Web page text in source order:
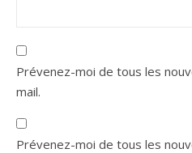
Prévenez-moi de tous les
mail.
Prévenez-moi de tous les